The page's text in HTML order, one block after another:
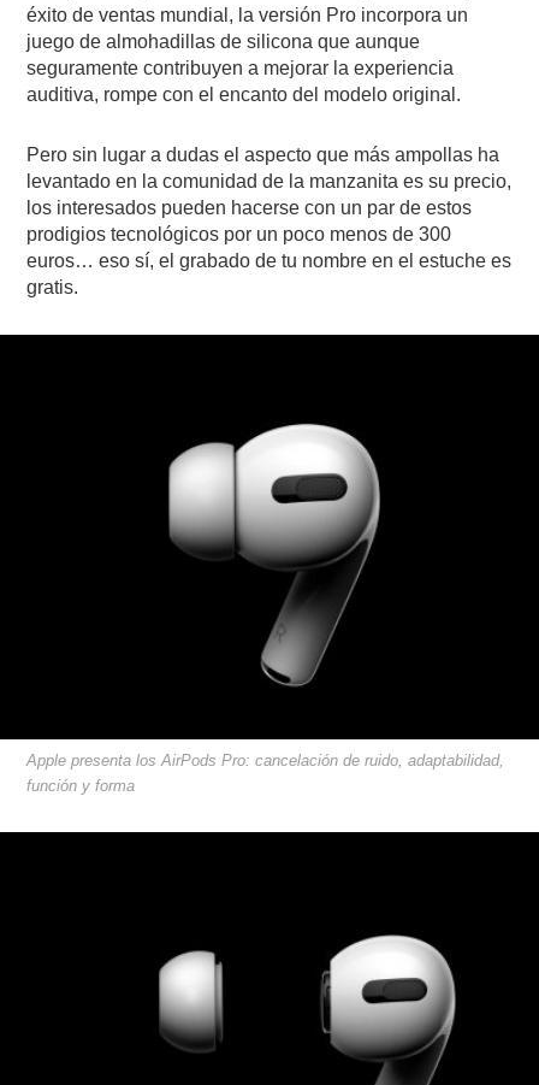
éxito de ventas mundial, la versión Pro incorpora un
juego de almohadillas de silicona que aunque
seguramente contribuyen a mejorar la experiencia
auditiva, rompe con el encanto del modelo original.
Pero sin lugar a dudas el aspecto que más ampollas ha
levantado en la comunidad de la manzanita es su precio,
los interesados pueden hacerse con un par de estos
prodigios tecnológicos por un poco menos de 300
euros… eso sí, el grabado de tu nombre en el estuche es
gratis.
Apple presenta los AirPods Pro: cancelación de ruido, adaptabilidad,
función y forma